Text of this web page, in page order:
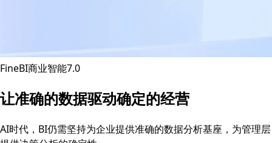
FineBI商业智能7.0
让准确的数据驱动确定的经营
AI时代，BI仍需坚持为企业提供准确的数据分析基座，为管理层